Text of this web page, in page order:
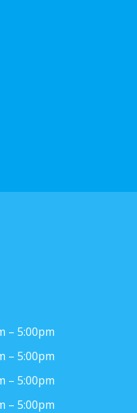
– 5:00pm
– 5:00pm
– 5:00pm
– 5:00pm